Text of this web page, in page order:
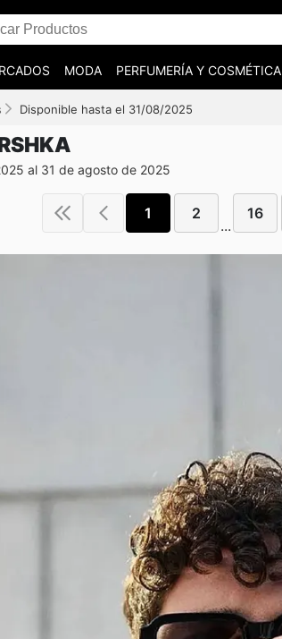
MODA PERFUMERÍA Y COSMÉTICA
Disponible hasta el 31/08/2025
al 31 de agosto de 2025
1 2
...
16